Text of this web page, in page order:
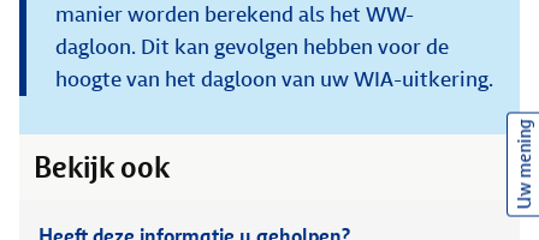
manier worden berekend als het WW-
dagloon. Dit kan gevolgen hebben voor de
hoogte van het dagloon van uw WIA-uitkering.
Bekijk ook Uw mening